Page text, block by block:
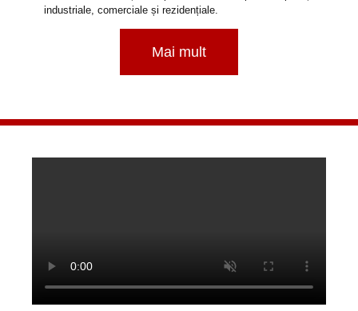
industriale, comerciale și rezidențiale.
Mai mult